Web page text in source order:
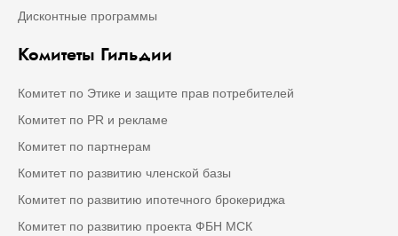
Дисконтные программы
Комитеты Гильдии
Комитет по Этике и защите прав потребителей
Комитет по PR и рекламе
Комитет по партнерам
Комитет по развитию членской базы
Комитет по развитию ипотечного брокериджа
Комитет по развитию проекта ФБН МСК